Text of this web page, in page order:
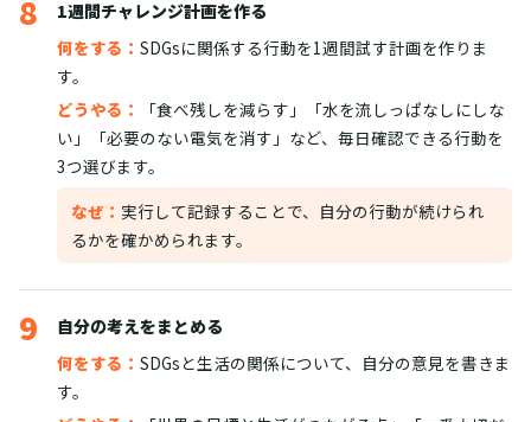
8
1週間チャレンジ計画を作る
何をする： SDGsに関係する行動を1週間試す計画を作りま
す。
どうやる：
「食べ残しを減らす」「水を流しっぱなしにしな
い」「必要のない電気を消す」など、毎日確認できる行動を
3つ選びます。
なぜ： 実行して記録することで、自分の行動が続けられ
るかを確かめられます。
9
自分の考えをまとめる
何をする： SDGsと生活の関係について、自分の意見を書きま
す。